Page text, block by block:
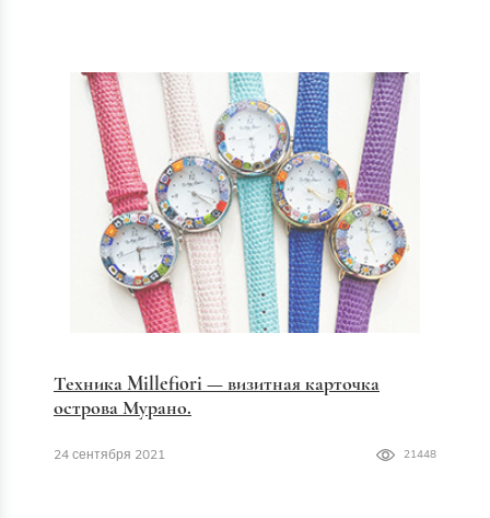
Техника Millefiori — визитная карточка
острова Мурано.
24 сентября 2021 21448